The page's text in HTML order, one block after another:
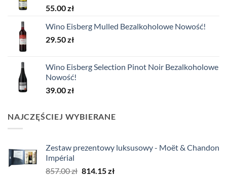
55.00zł
Wino Eisberg Mulled Bezalkoholowe Nowość!
29.50zł
Wino Eisberg Selection Pinot Noir Bezalkoholowe
Nowość!
39.00zł
NAJCZĘŚCIEJ WYBIERANE
Zestaw prezentowy luksusowy - Moët & Chandon
Impérial
857.00zł Pierwotna
814.15złAktualna